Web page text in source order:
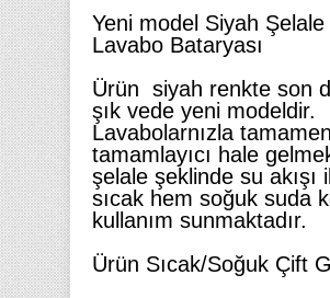
Yeni model Siyah Şelale
Lavabo Bataryası
Ürün siyah renkte son
şık vede yeni modeldir.
Lavabolarnızla tamamen
tamamlayıcı hale
şelale şeklinde su akışı
sıcak hem soğuk suda
kullanım sunmaktadır.
Ürün Sıcak/Soğuk Çift